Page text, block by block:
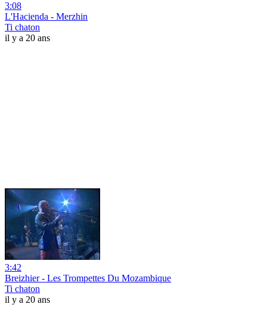
3:08
L'Hacienda - Merzhin
Ti chaton
il y a 20 ans
3:42
Breizhier - Les Trompettes Du Mozambique
Ti chaton
il y a 20 ans